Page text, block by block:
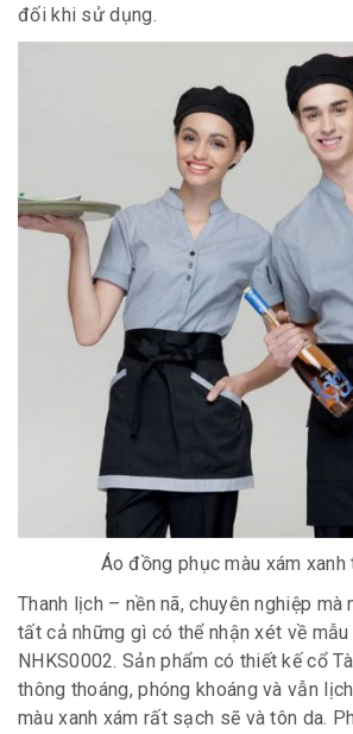
đối khi sử dụng.
Áo đồng phục màu xám xanh
Thanh lịch – nền nã, chuyên nghiệp mà
tất cả những gì có thể nhận xét về
NHKS0002. Sản phẩm có thiết kế cổ
thông thoáng, phóng khoáng và vẫn
màu xanh xám rất sạch sẽ và tôn da.